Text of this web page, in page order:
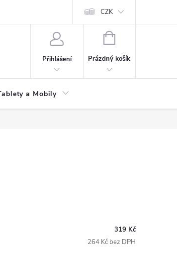
CZK
Přihlášení
NÁKUPNÍ
Prázdný košík
a Mobily
319 Kč
264 Kč bez DPH